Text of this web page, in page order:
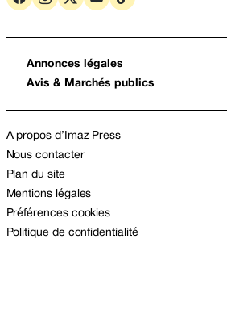
Annonces légales
Avis & Marchés publics
A propos d’Imaz Press
Nous contacter
Plan du site
Mentions légales
Préférences cookies
Politique de confidentialité